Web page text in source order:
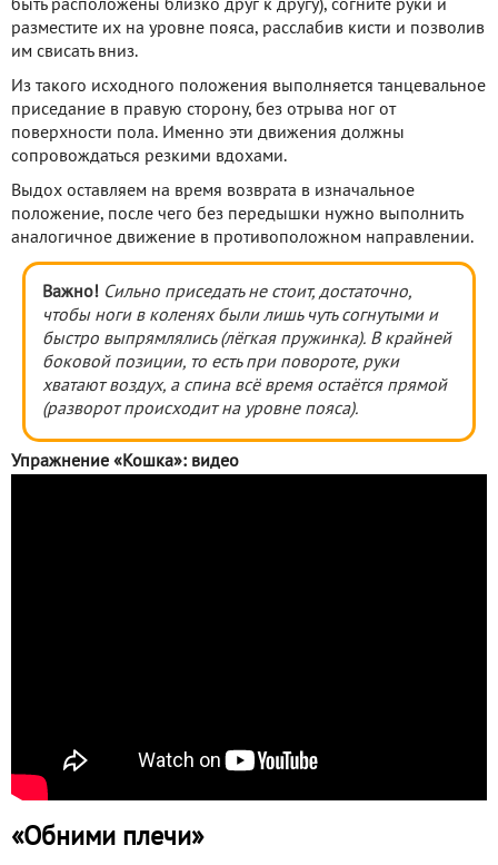
быть расположены близко друг к другу), согните руки и
разместите их на уровне пояса, расслабив кисти и позволив
им свисать вниз.
Из такого исходного положения выполняется танцевальное
приседание в правую сторону, без отрыва ног от
поверхности пола. Именно эти движения должны
сопровождаться резкими вдохами.
Выдох оставляем на время возврата в изначальное
положение, после чего без передышки нужно выполнить
аналогичное движение в противоположном направлении.
Важно! Сильно приседать не стоит, достаточно,
чтобы ноги в коленях были лишь чуть согнутыми и
быстро выпрямлялись (лёгкая пружинка). В крайней
боковой позиции, то есть при повороте, руки
хватают воздух, а спина всё время остаётся прямой
(разворот происходит на уровне пояса).
Упражнение «Кошка»: видео
«Обними плечи»